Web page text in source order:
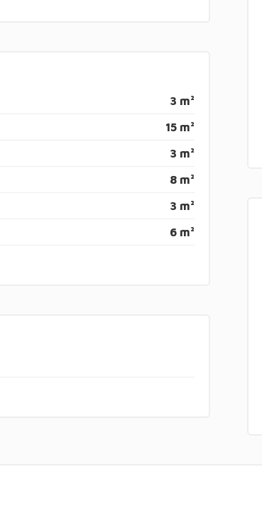
3 m²
15 m²
3 m²
8 m²
3 m²
6 m²